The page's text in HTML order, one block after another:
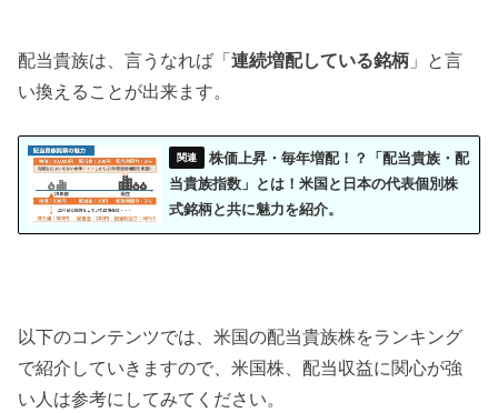
配当貴族は、言うなれば「連続増配している銘柄 」と言
い換えることが出来ます。
株価上昇・毎年増配！？「配当貴族・配
当貴族指数」とは！米国と日本の代表個別株
式銘柄と共に魅力を紹介。
以下のコンテンツでは、米国の配当貴族株をランキング
で紹介していきますので、米国株、配当収益に関心が強
い人は参考にしてみてください。